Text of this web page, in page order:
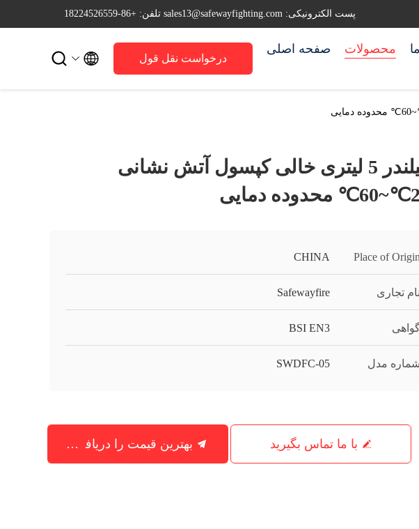
پست الکترونیکی: sales13@safewayfighting.com تلفن: +86-18224526559
صفحه اصلی محصولات
درخواست نقل قول 

سیلندر 5 لیتری خالی کپسول آتش نشانی
Place of Origin
CHINA
نام تجاری Safewayfire
BSI EN3
شماره مدل SWDFC-05
با ما تماس بگیرید